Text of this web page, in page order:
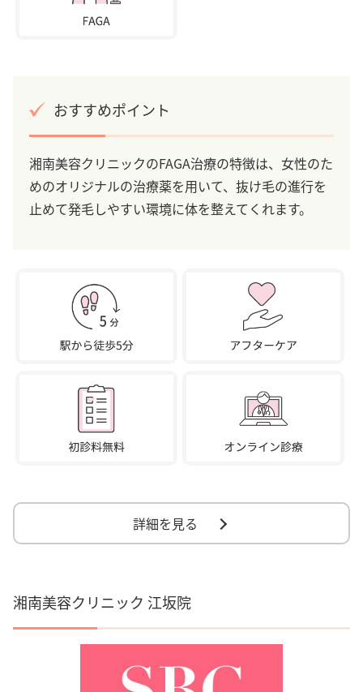
おすすめポイント
湘南美容クリニックのFAGA治療の特徴は、女性のた
めのオリジナルの治療薬を用いて、抜け毛の進行を
止めて発毛しやすい環境に体を整えてくれます。
詳細を見る
湘南美容クリニック 江坂院